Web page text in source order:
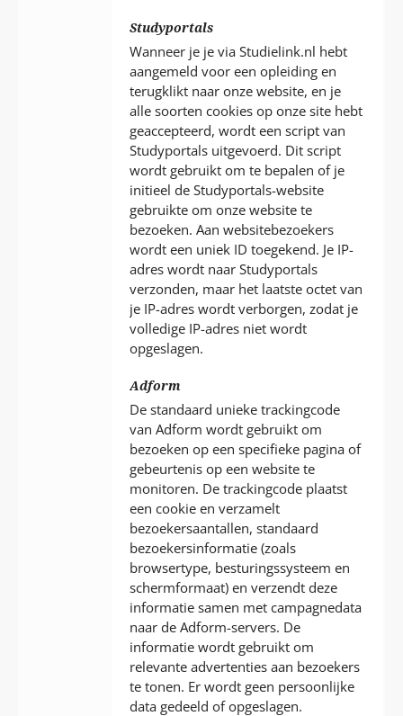
Studyportals
Wanneer je je via Studielink.nl hebt
aangemeld voor een opleiding en
terugklikt naar onze website, en je
alle soorten cookies op onze site hebt
geaccepteerd, wordt een script van
Studyportals uitgevoerd. Dit script
wordt gebruikt om te bepalen of je
initieel de Studyportals-website
gebruikte om onze website te
bezoeken. Aan websitebezoekers
wordt een uniek ID toegekend. Je IP-
adres wordt naar Studyportals
verzonden, maar het laatste octet van
je IP-adres wordt verborgen, zodat je
volledige IP-adres niet wordt
opgeslagen.
Adform
De standaard unieke trackingcode
van Adform wordt gebruikt om
bezoeken op een specifieke pagina of
gebeurtenis op een website te
monitoren. De trackingcode plaatst
een cookie en verzamelt
bezoekersaantallen, standaard
bezoekersinformatie (zoals
browsertype, besturingssysteem en
schermformaat) en verzendt deze
informatie samen met campagnedata
naar de Adform-servers. De
informatie wordt gebruikt om
relevante advertenties aan bezoekers
te tonen. Er wordt geen persoonlijke
data gedeeld of opgeslagen.